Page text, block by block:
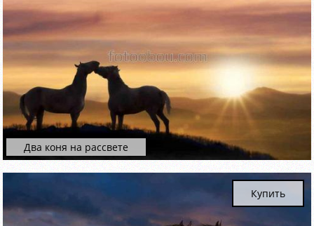
Два коня на рассвете
Купить